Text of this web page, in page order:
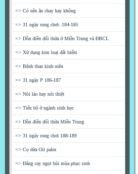
=> Có nên ăn chay hay không
=> 31 ngày rong chơi..184-185
=> Dồn điền đổi thửa ở Miền Trung và ĐBCL
=> Xử dụng kim loại đất hiếm
=> Bệnh than kinh niên
=> 31 ngày P 186-187
=> Nói láo hay nói thiệt
=> Tiến bộ ở ngành sinh học
=> Dồn điền đổi thửa Miền Trung
=> 31 ngày rong chơi 188-189
=> Cọ dừa Oil palm
=> Đăng cay ngọt bùi mùa phục sinh